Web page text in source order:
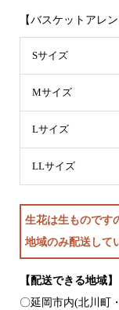
【バスケットアレ
Sサイズ
Mサイズ
Lサイズ
LLサイズ
生花は生ものです
地域のみ配送して
【配送できる地域】
〇延岡市内(北川町